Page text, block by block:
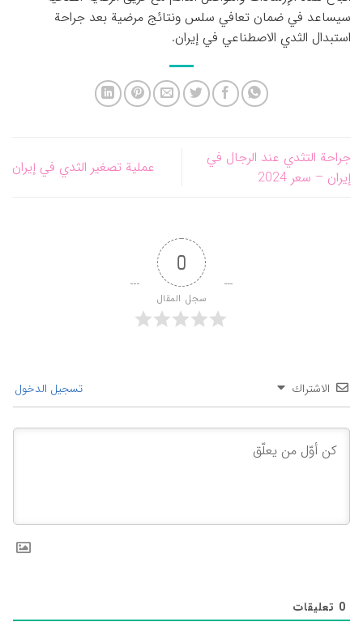
سيساعد في ضمان تعافي سلس ونتائج مرضية بعد جراحة
استبدال الثدي الاصطناعي في إيران.
جراحة التثدي عند الرجال في
إيران – سعر 2024
عملية تصغير الثدي في إيران
0
سجل المقال
الاشتراك تسجيل الدخول
0 تعليقات